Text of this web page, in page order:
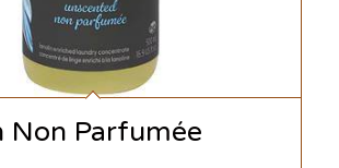
Non Parfumée